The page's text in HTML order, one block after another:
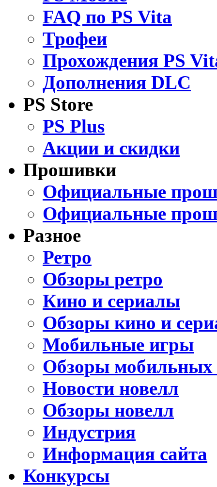
FAQ по PS Vita
Трофеи
Прохождения PS
Дополнения DLC
PS Store
PS Plus
Акции и скидки
Прошивки
Официальные
Официальные
Разное
Ретро
Обзоры ретро
Кино и сериалы
Обзоры кино и
Мобильные игры
Обзоры мобильных
Новости новелл
Обзоры новелл
Индустрия
Информация сайта
Конкурсы